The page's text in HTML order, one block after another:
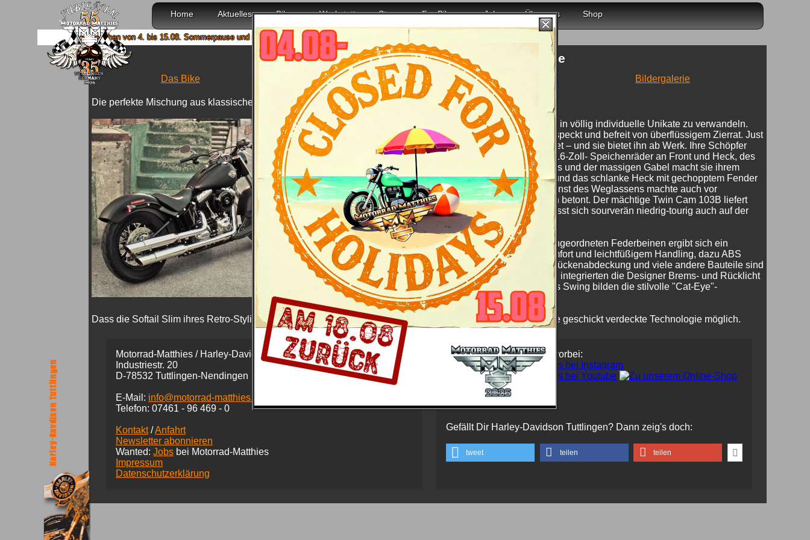
Home Aktuelles Bikes Werkstatt Store For Bikers Jobs Über uns Shop
Wir machen von 4. bis 15.08. Sommerpause und sind ab 18.08. wieder mit voller Power für Euch da!
Harley-Davidson Softail Slim 2013 - das Bike
Das Bike Daten Farben und Preise Bildergalerie
Die perfekte Mischung aus klassischem Bobber-Style und Power.
Den frühen Custombike-Buildern ging es darum, Motorräder in völlig individuelle Unikate zu verwandeln.
Etwa in die Bobber der 1940 und 1950erjahre – flach, abgespeckt und befreit von überflüssigem Zierrat. Just
diesem puristischen Look ist die neue Softail Slim verpflichtet – und sie bietet ihn ab Werk. Ihre Schöpfer
reduzierten sie auf das was zählt, und trotz ihrer wuchtigen 16-Zoll- Speichenräder an Front und Heck, des
breiten, mit einer Querstrebe versehenen Hollywood-Lenkers und der massigen Gabel macht sie ihrem
Namen alle Ehre. Der besonders tief angeordnete Solositz und das schlanke Heck mit gechopptem Fender
fügen sich perfekt in das minimalistische Design ein. Die Kunst des Weglassens machte auch vor
Abdeckungen nicht Halt, was im Ergebnis den Motor optisch betont. Der mächtige Twin Cam 103B liefert
satten Vortrieb, und mit dem Cruise Drive 6-Ganggetriebe lässt sich sourverän niedrig-tourig auch auf der
Autobahn cruisen.
Dank des Softail-Fahrwerks mit verdeckt unter dem Motor angeordneten Federbeinen ergibt sich ein
klassischer Starrrahmenlook, gepaart mit zeitgemäßem Komfort und leichtfüßigem Handling, dazu ABS
serienmäßig. Motor, Felgen, Luftfilter, Scheinwerfer, Gabelbrückenabdeckung und viele andere Bauteile sind
in tiefem Schwarz ausgeführt. Um den Look clean zu halten, integrierten die Designer Brems- und Rücklicht
in die hinteren Blinkleuchten. Eine Hommage an die Ära des Swing bilden die stilvolle "Cat-Eye"-
Tankkonsole und die klassischen "Half Moon"-Trittbretter.
Dass die Softail Slim ihres Retro-Stylings zum Trotz technisch vollkommen auf der Höhe der Zeit ist, macht die geschickt verdeckte Technologie möglich.
Motorrad-Matthies / Harley-Davidson Tuttlingen
Industriestr. 20
D-78532 Tuttlingen-Nendingen
E-Mail: info@motorrad-matthies.com
Telefon: 07461 - 96 469 - 0
Kontakt/Anfahrt
Newsletter abonnieren
Wanted: Jobs bei Motorrad-Matthies
Impressum
Datenschutzerklärung
Schau' auch hier bei uns vorbei:
Gefällt Dir Harley-Davidson Tuttlingen? Dann zeig's doch:
tweet teilen teilen